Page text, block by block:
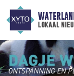
lokaal